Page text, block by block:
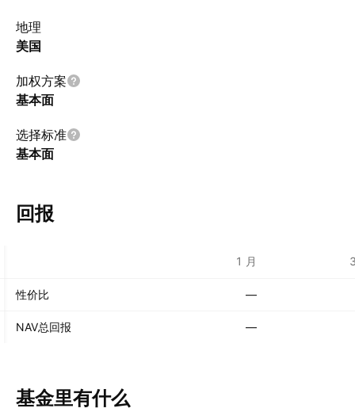
地理
美国
加权方案
基本面
选择标准
基本面
回报
1 月
性价比 —
NAV总回报 —
基金里有什么